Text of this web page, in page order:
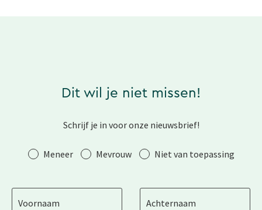
Dit wil je niet missen!
Schrijf je in voor onze nieuwsbrief!
AanhefMeneer Mevrouw Niet van toepassing
Voornaam Achternaam